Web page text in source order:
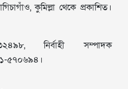
কুমিল্লা থেকে প্রকাশিত।
নির্বাহী সম্পাদক
৫৭০৬৯৪।